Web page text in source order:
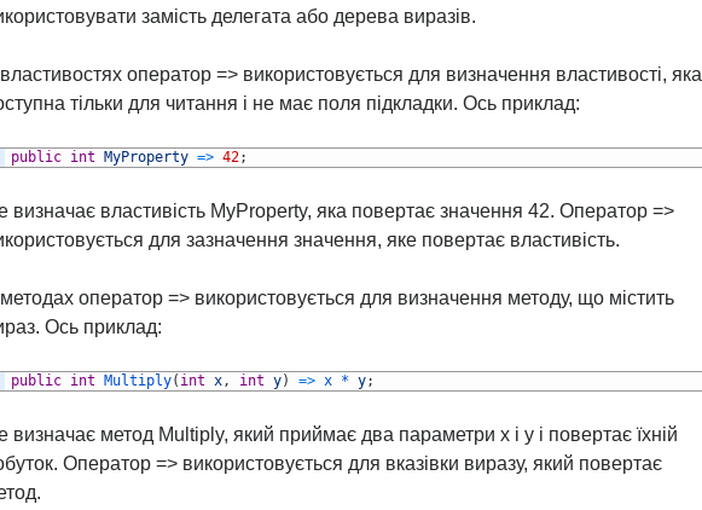
замість делегата або дерева виразів.
оператор => використовується для визначення властивості, яка
тільки для читання і не має поля підкладки. Ось приклад:
public int MyProperty => 42;
визначає властивість MyProperty, яка повертає значення 42. Оператор =>
для зазначення значення, яке повертає властивість.
оператор => використовується для визначення методу, що містить
Ось приклад:
public int Multiply( int x, int y) => x * y;
визначає метод Multiply, який приймає два параметри x і y і повертає їхній
Оператор => використовується для вказівки виразу, який повертає